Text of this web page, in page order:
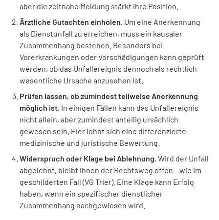
aber die zeitnahe Meldung stärkt Ihre Position.
Ärztliche Gutachten einholen. Um eine Anerkennung
als Dienstunfall zu erreichen, muss ein kausaler
Zusammenhang bestehen. Besonders bei
Vorerkrankungen oder Vorschädigungen kann geprüft
werden, ob das Unfallereignis dennoch als rechtlich
wesentliche Ursache anzusehen ist.
Prüfen lassen, ob zumindest teilweise Anerkennung
möglich ist. In einigen Fällen kann das Unfallereignis
nicht allein, aber zumindest anteilig ursächlich
gewesen sein. Hier lohnt sich eine differenzierte
medizinische und juristische Bewertung.
Widerspruch oder Klage bei Ablehnung.Wird der Unfall
abgelehnt, bleibt Ihnen der Rechtsweg offen – wie im
geschilderten Fall (VG Trier). Eine Klage kann Erfolg
haben, wenn ein spezifischer dienstlicher
Zusammenhang nachgewiesen wird.